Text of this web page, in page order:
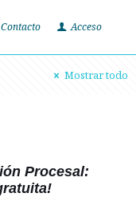
Contacto Acceso
Mostrar todo
Procesal: